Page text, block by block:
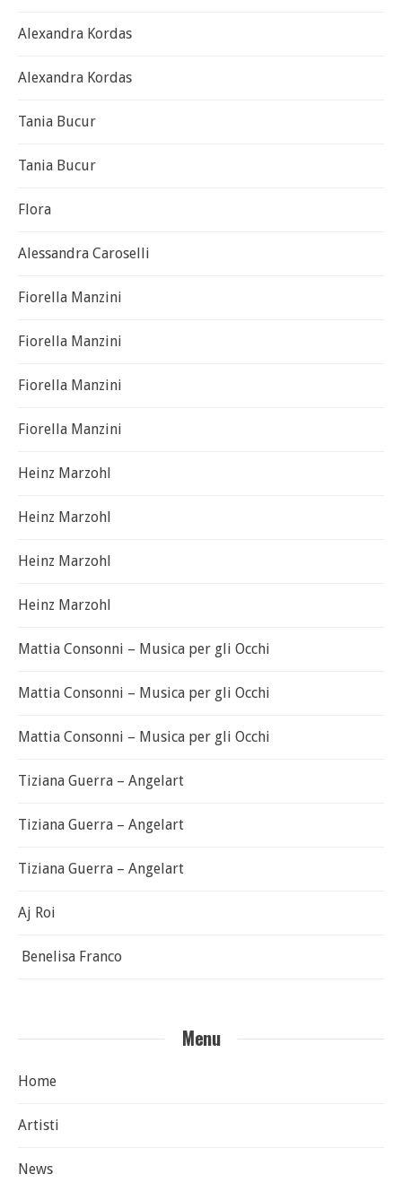
Alexandra Kordas
Alexandra Kordas
Tania Bucur
Tania Bucur
Flora
Alessandra Caroselli
Fiorella Manzini
Fiorella Manzini
Fiorella Manzini
Fiorella Manzini
Heinz Marzohl
Heinz Marzohl
Heinz Marzohl
Heinz Marzohl
Mattia Consonni – Musica per gli Occhi
Mattia Consonni – Musica per gli Occhi
Mattia Consonni – Musica per gli Occhi
Tiziana Guerra – Angelart
Tiziana Guerra – Angelart
Tiziana Guerra – Angelart
Aj Roi
Benelisa Franco
Menu
Home
Artisti
News